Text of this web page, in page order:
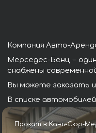
Компания Авто-
Мерседес-Бенц –
снабжены
Вы можете заказать
В списке
Прокат в Кань-Сюр-